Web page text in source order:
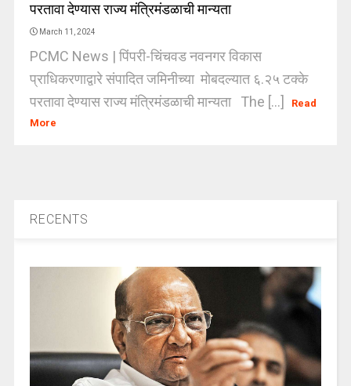
परतावा देण्यास राज्य मंत्रिमंडळाची मान्यता
March 11, 2024
PCMC News | पिंपरी-चिंचवड नवनगर विकास
प्राधिकरणाद्वारे संपादित जमिनीच्या मोबदल्यात ६.२५ टक्के
परतावा देण्यास राज्य मंत्रिमंडळाची मान्यता The [...]
Read
More
RECENTS